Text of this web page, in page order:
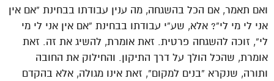
ואם תאמר, אם הכל בהשגחה, מה ענין עבודתו בבחינת “אם אין
אני לי מי לי”? אלא, שע”י עבודתו בבחינת “אם אין אני לי מי
לי”, זוכה להשגחה פרטית. זאת אומרת, להשיג את זה. זאת
אומרת, שהכל הולך על דרך התיקון. והחילוק את החובה
ותורה, שנקרא “בנים למקום”, זאת אינו מגולה, אלא בהקדם